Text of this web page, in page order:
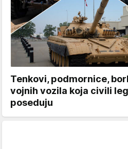
Tenkovi, podmornice,
vojnih vozila koja civili
poseduju